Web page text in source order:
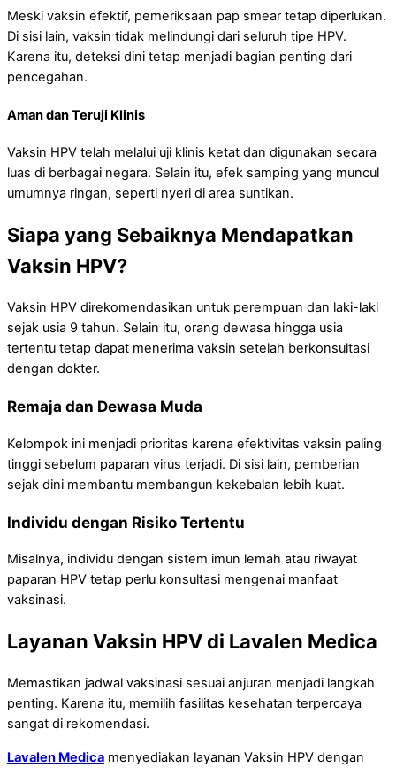
Meski vaksin efektif, pemeriksaan pap smear tetap diperlukan.
Di sisi lain, vaksin tidak melindungi dari seluruh tipe HPV.
Karena itu, deteksi dini tetap menjadi bagian penting dari
pencegahan.
Aman dan Teruji Klinis
Vaksin HPV telah melalui uji klinis ketat dan digunakan secara
luas di berbagai negara. Selain itu, efek samping yang muncul
umumnya ringan, seperti nyeri di area suntikan.
Siapa yang Sebaiknya Mendapatkan
Vaksin HPV?
Vaksin HPV direkomendasikan untuk perempuan dan laki-laki
sejak usia 9 tahun. Selain itu, orang dewasa hingga usia
tertentu tetap dapat menerima vaksin setelah berkonsultasi
dengan dokter.
Remaja dan Dewasa Muda
Kelompok ini menjadi prioritas karena efektivitas vaksin paling
tinggi sebelum paparan virus terjadi. Di sisi lain, pemberian
sejak dini membantu membangun kekebalan lebih kuat.
Individu dengan Risiko Tertentu
Misalnya, individu dengan sistem imun lemah atau riwayat
paparan HPV tetap perlu konsultasi mengenai manfaat
vaksinasi.
Layanan Vaksin HPV di Lavalen Medica
Memastikan jadwal vaksinasi sesuai anjuran menjadi langkah
penting. Karena itu, memilih fasilitas kesehatan terpercaya
sangat di rekomendasi.
Lavalen Medica menyediakan layanan Vaksin HPV dengan